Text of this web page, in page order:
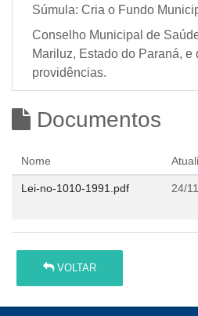
Súmula: Cria o Fundo
Conselho Municipal de
Mariluz, Estado do Paraná, e
providências.
Documentos
Nome
Lei-no-1010-1991.pdf 24/
VOLTAR